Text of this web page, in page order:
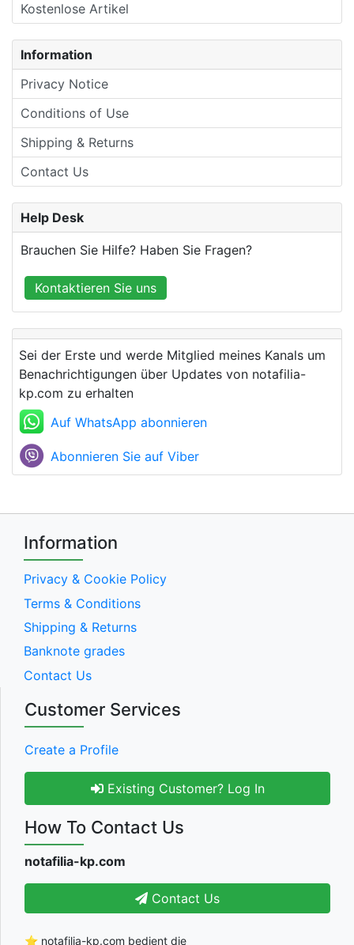
Kostenlose Artikel
Information
Privacy Notice
Conditions of Use
Shipping & Returns
Contact Us
Help Desk
Brauchen Sie Hilfe? Haben Sie Fragen?
Kontaktieren Sie uns
Sei der Erste und werde Mitglied meines Kanals um
Benachrichtigungen über Updates von notafilia-
kp.com zu erhalten
Auf WhatsApp abonnieren
Abonnieren Sie auf Viber
Information
Privacy & Cookie Policy
Terms & Conditions
Shipping & Returns
Banknote grades
Contact Us
Customer Services
Create a Profile
Existing Customer? Log In
How To Contact Us
notafilia-kp.com
Contact Us
⭐ notafilia-kp.com bedient die